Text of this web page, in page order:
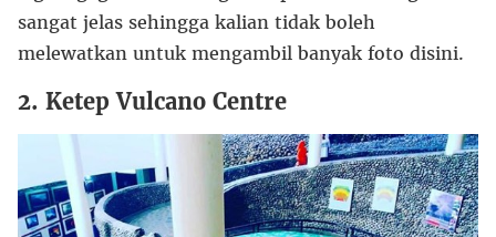
sangat jelas sehingga kalian tidak boleh
melewatkan untuk mengambil banyak foto disini.
2. Ketep Vulcano Centre